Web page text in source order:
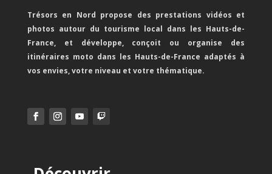
Trésors en Nord propose des prestations vidéos et
photos autour du tourisme local dans les Hauts-de-
France, et développe, conçoit ou organise des
itinéraires moto dans les Hauts-de-France adaptés à
vos envies, votre niveau et votre thématique.